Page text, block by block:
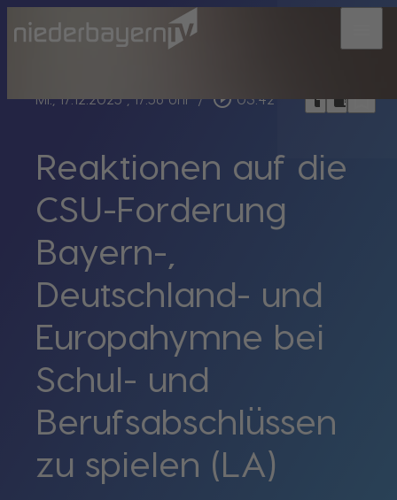
Mi., 17.12.2025, 17:56 Uhr / play_circle_outline 03:42 headphoneschrome_reader_modebookmark_border
Reaktionen auf die
CSU-Forderung
Bayern-,
Deutschland- und
Europahymne bei
Schul- und
Berufsabschlüssen
zu spielen (LA)